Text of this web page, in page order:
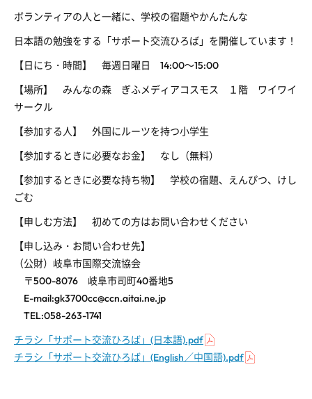
ボランティアの人と一緒に、学校の宿題やかんたんな
日本語の勉強をする「サポート交流ひろば」を開催しています！
【日にち・時間】 毎週日曜日 14:00～15:00
【場所】 みんなの森 ぎふメディアコスモス １階 ワイワイ
サークル
【参加する人】 外国にルーツを持つ小学生
【参加するときに必要なお金】 なし（無料）
【参加するときに必要な持ち物】 学校の宿題、えんぴつ、けし
ごむ
【申しむ方法】 初めての方はお問い合わせください
【申し込み・お問い合わせ先】
（公財）岐阜市国際交流協会
〒500-8076 岐阜市司町40番地5
E-mail:gk3700cc@ccn.aitai.ne.jp
TEL:058-263-1741
チラシ「サポート交流ひろば」(日本語).pdf
チラシ「サポート交流ひろば」(English／中国語).pdf